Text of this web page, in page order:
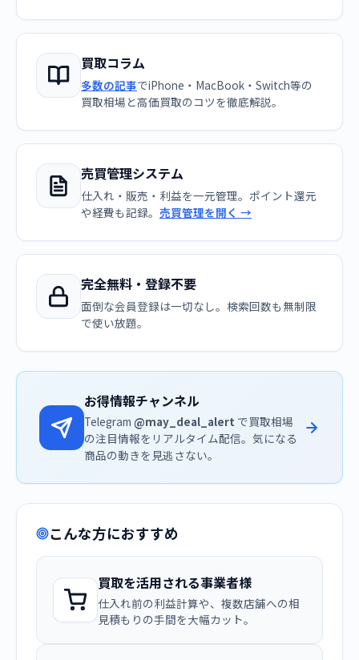
買取コラム
多数の記事でiPhone・MacBook・Switch等の
買取相場と高価買取のコツを徹底解説。
売買管理システム
仕入れ・販売・利益を一元管理。ポイント還元
や経費も記録。 売買管理を開く →
完全無料・登録不要
面倒な会員登録は一切なし。検索回数も無制限
で使い放題。
お得情報チャンネル
Telegram @may_deal_alert で買取相場
の注目情報をリアルタイム配信。気になる
商品の動きを見逃さない。
こんな方におすすめ
買取を活用される事業者様
仕入れ前の利益計算や、複数店舗への相
見積もりの手間を大幅カット。